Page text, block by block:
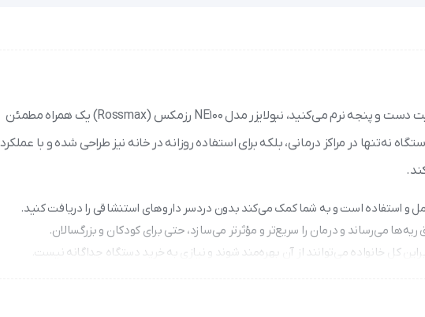
اگر شما یا عزیزانتان با مشکلات تنفسی مانند آسم یا برونشیت دست و پنجه نرم می‌کنید، نبولایزر مدل NE100 رزمکس (Rossmax) یک همراه مطمئن
نه‌تنها در مراکز درمانی، بلکه برای استفاده روزانه در خانه نیز طراحی شده و با عملکرد
و استفاده است و به شما کمک می‌کند بدون دردسر داروهای استنشاقی را دریافت کنید.
کل خانواده می‌توانند از آن بهره‌مند شوند و نیازی به خرید دستگاه جداگانه نیست.